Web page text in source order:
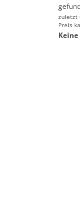
zuletzt
Preis